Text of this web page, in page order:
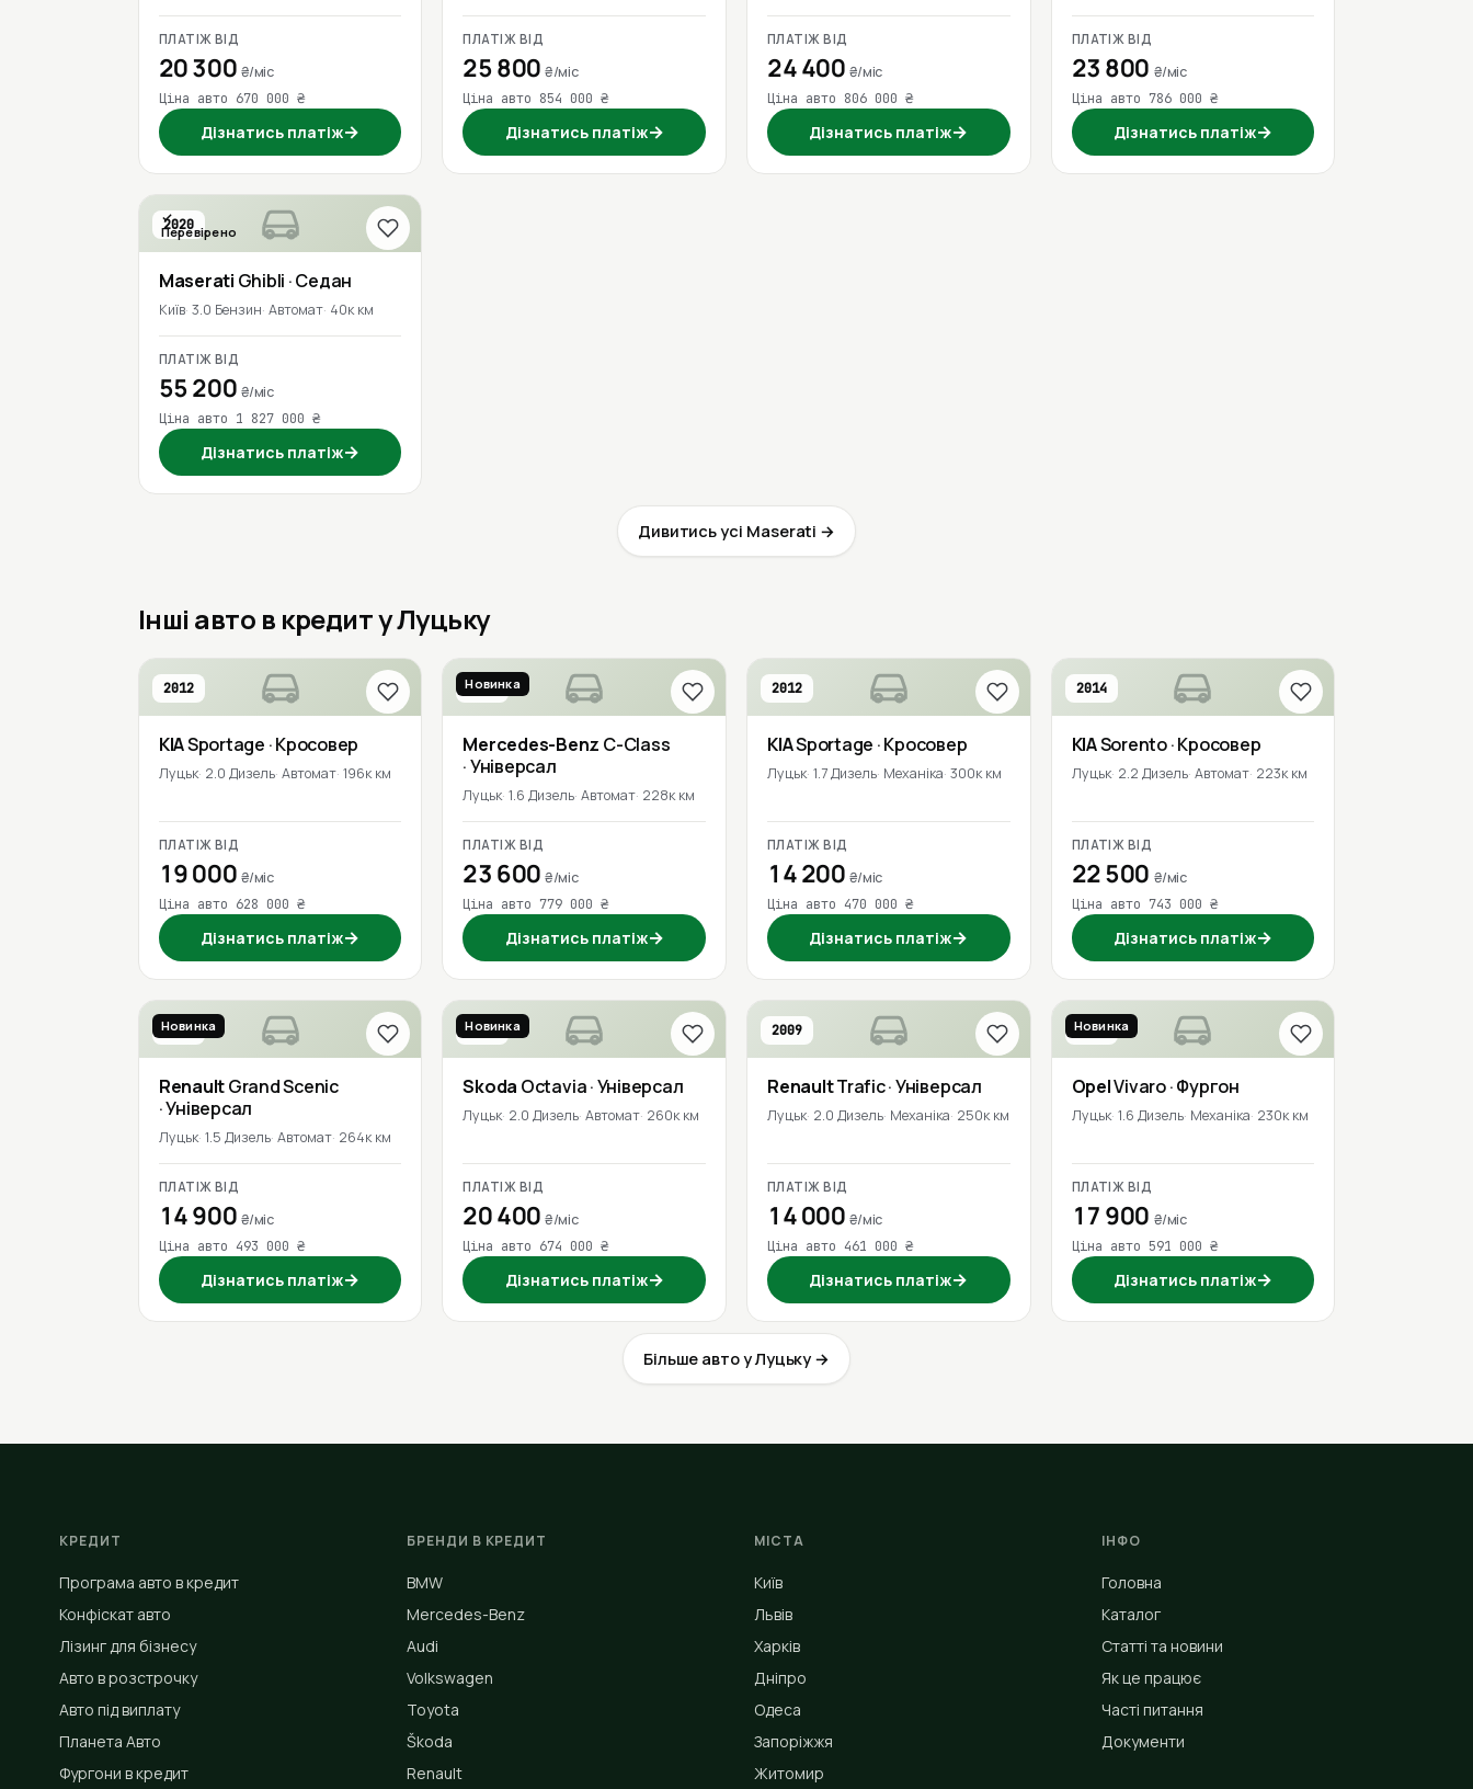
ПЛАТІЖ ВІД
20 300 ₴/міс
Ціна авто 670 000 ₴
Дізнатись платіж→
ПЛАТІЖ ВІД
25 800₴/міс
Ціна авто 854 000 ₴
Дізнатись платіж→
ПЛАТІЖ ВІД
24 400 ₴/міс
Ціна авто 806 000 ₴
Дізнатись платіж→
ПЛАТІЖ ВІД
23 800 ₴/міс
Ціна авто 786 000 ₴
Дізнатись платіж→
2020
Перевірено
Maserati Ghibli · Седан
Київ 3.0 Бензин Автомат 40к км
ПЛАТІЖ ВІД
55 200 ₴/міс
Ціна авто 1 827 000 ₴
Дізнатись платіж→
Дивитись усі Maserati →
Інші авто в кредит у Луцьку
2012
KIASportage · Кросовер
Луцьк 2.0 Дизель Автомат 196к км
ПЛАТІЖ ВІД
19 000 ₴/міс
Ціна авто 628 000 ₴
Дізнатись платіж→
2016
Новинка
Mercedes-Benz C-Class
· Універсал
Луцьк 1.6 Дизель Автомат 228к км
ПЛАТІЖ ВІД
23 600₴/міс
Ціна авто 779 000 ₴
Дізнатись платіж→
2012
KIASportage · Кросовер
Луцьк 1.7 Дизель Механіка 300к км
ПЛАТІЖ ВІД
14 200 ₴/міс
Ціна авто 470 000 ₴
Дізнатись платіж→
2014
KIASorento· Кросовер
Луцьк 2.2 Дизель Автомат 223к км
ПЛАТІЖ ВІД
22 500 ₴/міс
Ціна авто 743 000 ₴
Дізнатись платіж→
2016
Новинка
RenaultGrand Scenic
· Універсал
Луцьк 1.5 Дизель Автомат 264к км
ПЛАТІЖ ВІД
14 900 ₴/міс
Ціна авто 493 000 ₴
Дізнатись платіж→
2020
Новинка
Skoda Octavia· Універсал
Луцьк 2.0 Дизель Автомат 260к км
ПЛАТІЖ ВІД
20 400₴/міс
Ціна авто 674 000 ₴
Дізнатись платіж→
2009
RenaultTrafic· Універсал
Луцьк 2.0 Дизель Механіка 250к км
ПЛАТІЖ ВІД
14 000 ₴/міс
Ціна авто 461 000 ₴
Дізнатись платіж→
2016
Новинка
OpelVivaro· Фургон
Луцьк 1.6 Дизель Механіка 230к км
ПЛАТІЖ ВІД
17 900 ₴/міс
Ціна авто 591 000 ₴
Дізнатись платіж→
Більше авто у Луцьку →
КРЕДИТ
Програма авто в кредит
Конфіскат авто
Лізинг для бізнесу
Авто в розстрочку
Авто під виплату
Планета Авто
Фургони в кредит
БРЕНДИ В КРЕДИТ
BMW
Mercedes-Benz
Audi
Volkswagen
Toyota
Škoda
Renault
МІСТА
Київ
Львів
Харків
Дніпро
Одеса
Запоріжжя
Житомир
ІНФО
Головна
Каталог
Статті та новини
Як це працює
Часті питання
Документи